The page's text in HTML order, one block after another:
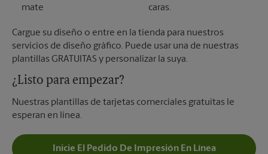
mate
caras.
Cargue su diseño o entre en la tienda para nuestros
servicios de diseño gráfico. Puede usar una de nuestras
plantillas GRATUITAS y personalizar la suya.
¿Listo para empezar?
Nuestras plantillas de tarjetas comerciales gratuitas le
esperan en línea.
Inicie El Pedido De Impresión En Línea